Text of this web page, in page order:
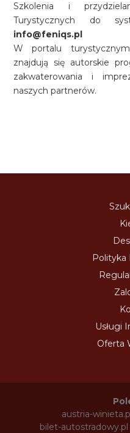
Szkolenia i
Turystycznych do
info@feniqs.pl
W portalu
znajdują się autorskie
zakwaterowania i
naszych partnerów.
Polityka
Usługi
Oferta
austria-
bilet-autostradowy.pl